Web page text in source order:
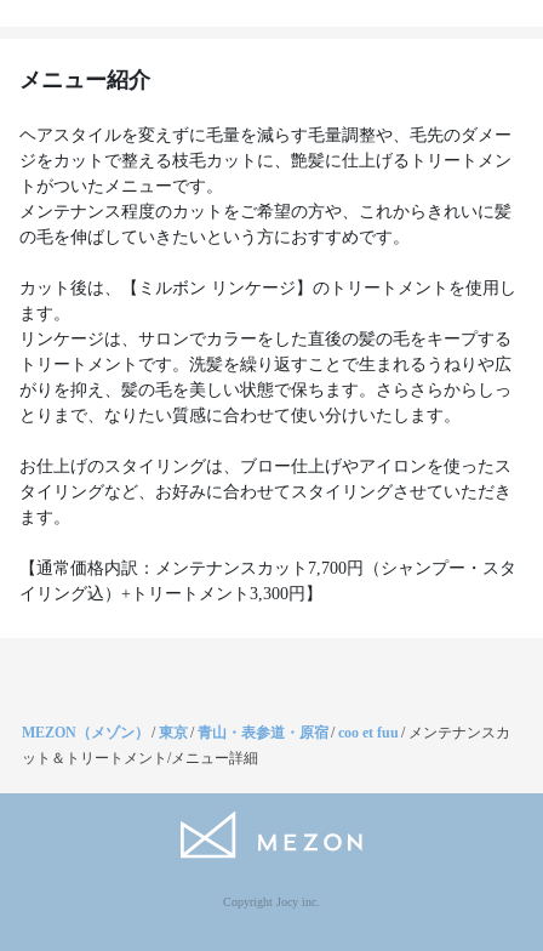
メニュー紹介
ヘアスタイルを変えずに毛量を減らす毛量調整や、毛先のダメー
ジをカットで整える枝毛カットに、艶髪に仕上げるトリートメン
トがついたメニューです。
メンテナンス程度のカットをご希望の方や、これからきれいに髪
の毛を伸ばしていきたいという方におすすめです。
カット後は、【ミルボン リンケージ】のトリートメントを使用し
ます。
リンケージは、サロンでカラーをした直後の髪の毛をキープする
トリートメントです。洗髪を繰り返すことで生まれるうねりや広
がりを抑え、髪の毛を美しい状態で保ちます。さらさらからしっ
とりまで、なりたい質感に合わせて使い分けいたします。
お仕上げのスタイリングは、ブロー仕上げやアイロンを使ったス
タイリングなど、お好みに合わせてスタイリングさせていただき
ます。
【通常価格内訳：メンテナンスカット7,700円（シャンプー・スタ
イリング込）+トリートメント3,300円】
MEZON（メゾン） /東京/青山・表参道・原宿/coo et fuu / メンテナンスカ
ット＆トリートメント/メニュー詳細
Copyright Jocy inc.